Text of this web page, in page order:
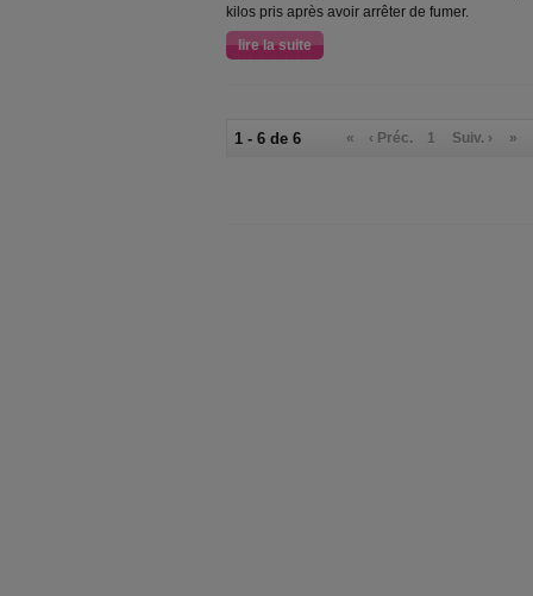
kilos pris après avoir arrêter de fumer.
lire la suite
1 - 6 de 6 « ‹ Préc. 1 Suiv. › »